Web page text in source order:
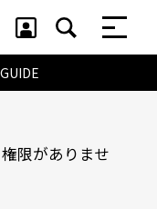
限がありませ